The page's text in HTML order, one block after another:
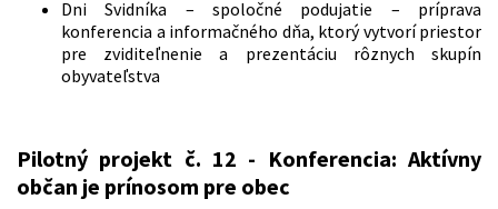
Dni Svidníka – spoločné podujatie – príprava
konferencia a informačného dňa, ktorý vytvorí priestor
pre zviditeľnenie a prezentáciu rôznych skupín
obyvateľstva
Pilotný projekt č. 12 - Konferencia: Aktívny
občan je prínosom pre obec